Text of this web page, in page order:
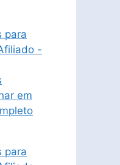
para
-
em
para